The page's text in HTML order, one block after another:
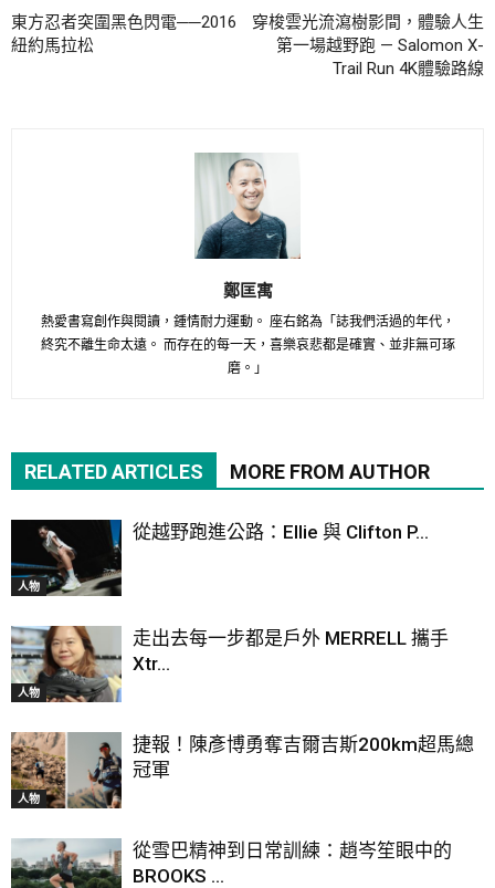
東方忍者突圍黑色閃電──2016
紐約馬拉松
穿梭雲光流瀉樹影間，體驗人生
第一場越野跑 — Salomon X-
Trail Run 4K體驗路線
鄭匡寓
熱愛書寫創作與閱讀，鍾情耐力運動。 座右銘為「誌我們活過的年代，
終究不離生命太遠。 而存在的每一天，喜樂哀悲都是確實、並非無可琢
磨。」
RELATED ARTICLES MORE FROM AUTHOR
人物
從越野跑進公路：Ellie 與 Clifton P...
人物
走出去每一步都是戶外 MERRELL 攜手
Xtr...
人物
捷報！陳彥博勇奪吉爾吉斯200km超馬總
冠軍
從雪巴精神到日常訓練：趙岑笙眼中的
BROOKS ...